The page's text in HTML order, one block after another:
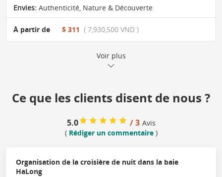
Envies: Authenticité, Nature & Découverte
À partir de $ 311 ( 7,930,500 VND )
Voir plus
Ce que les clients disent de nous ?
5.0 / 3 Avis
( Rédiger un commentaire)
Organisation de la croisière de nuit dans la baie
HaLong